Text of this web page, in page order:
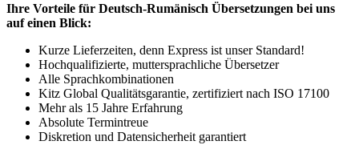
Ihre Vorteile für Deutsch-Rumänisch Übersetzungen bei uns
auf einen Blick:
Kurze Lieferzeiten, denn Express ist unser Standard!
Hochqualifizierte, muttersprachliche Übersetzer
Alle Sprachkombinationen
Kitz Global Qualitätsgarantie, zertifiziert nach ISO 17100
Mehr als 15 Jahre Erfahrung
Absolute Termintreue
Diskretion und Datensicherheit garantiert